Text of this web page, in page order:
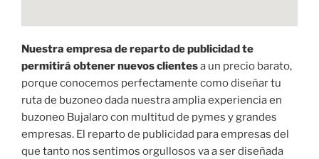
Nuestra empresa de reparto de publicidad te
permitirá obtener nuevos clientesa un precio barato,
porque conocemos perfectamente como diseñar tu
ruta de buzoneo dada nuestra amplia experiencia en
buzoneo Bujalaro con multitud de pymes y grandes
empresas. El reparto de publicidad para empresas del
que tanto nos sentimos orgullosos va a ser diseñada